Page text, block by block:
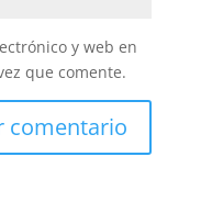
y web en
que comente.